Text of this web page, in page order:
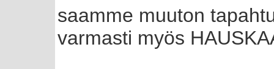
saamme muuton
varmasti myös